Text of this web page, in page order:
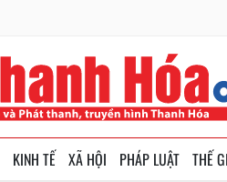
KINH TẾ XÃ HỘI PHÁP LUẬT THẾ